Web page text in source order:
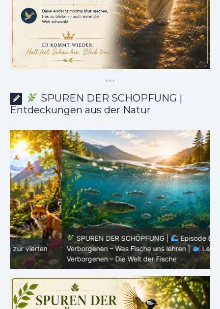
***
SPUREN DER SCHÖPFUNG |
Entdeckungen aus der Natur
SPUREN DER SCHÖPFUNG |
Episode 8 – Leben im
Verborgenen – Was Fische uns lehren |
Leben im
Verborgenen – Die Welt der Fische